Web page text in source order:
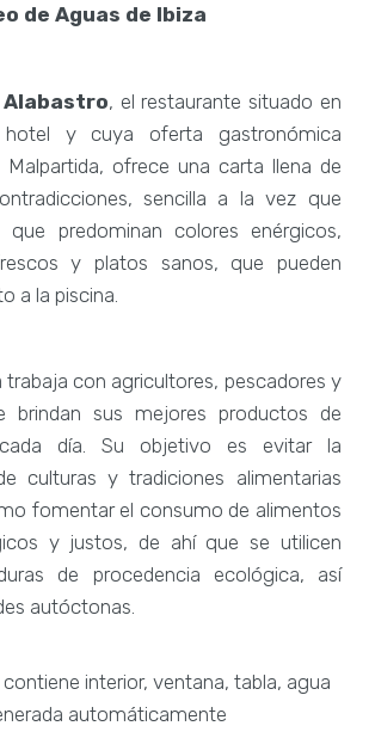
de Aguas de Ibiza
Alabastro, el restaurante situado en
y cuya oferta gastronómica
Malpartida, ofrece una carta llena de
sencilla a la vez que
que predominan colores enérgicos,
y platos sanos, que pueden
a la piscina.
trabaja con agricultores, pescadores y
brindan sus mejores productos de
día. Su objetivo es evitar la
culturas y tradiciones alimentarias
fomentar el consumo de alimentos
y justos, de ahí que se utilicen
de procedencia ecológica, así
autóctonas.